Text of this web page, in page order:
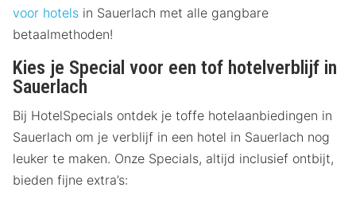
voor hotels in Sauerlach met alle gangbare
betaalmethoden!
Kies je Special voor een tof hotelverblijf in
Sauerlach
Bij HotelSpecials ontdek je toffe hotelaanbiedingen in
Sauerlach om je verblijf in een hotel in Sauerlach nog
leuker te maken. Onze Specials, altijd inclusief ontbijt,
bieden fijne extra’s: